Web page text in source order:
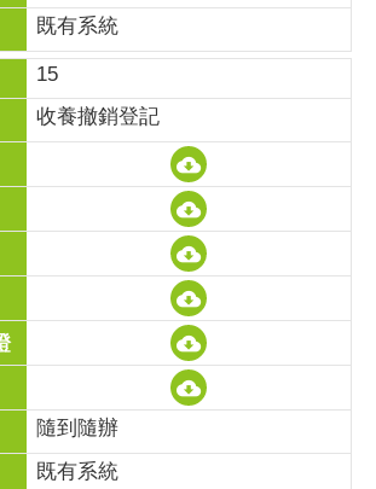
既有系統
15
收養撤銷登記
隨到隨辦
既有系統